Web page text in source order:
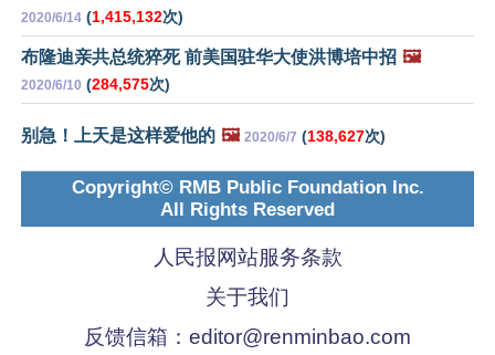
2020/6/14 (1,415,132次)
布隆迪亲共总统猝死 前美国驻华大使洪博培中招 🖼️
2020/6/10 (284,575次)
别急！上天是这样爱他的 🖼️ 2020/6/7 (138,627次)
Copyright© RMB Public Foundation Inc.
All Rights Reserved
人民报网站服务条款
关于我们
反馈信箱： editor@renminbao.com